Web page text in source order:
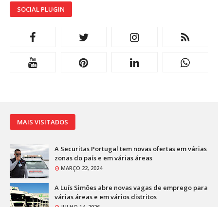
SOCIAL PLUGIN
MAIS VISITADOS
A Securitas Portugal tem novas ofertas em várias
zonas do país e em várias áreas
MARÇO 22, 2024
A Luís Simões abre novas vagas de emprego para
várias áreas e em vários distritos